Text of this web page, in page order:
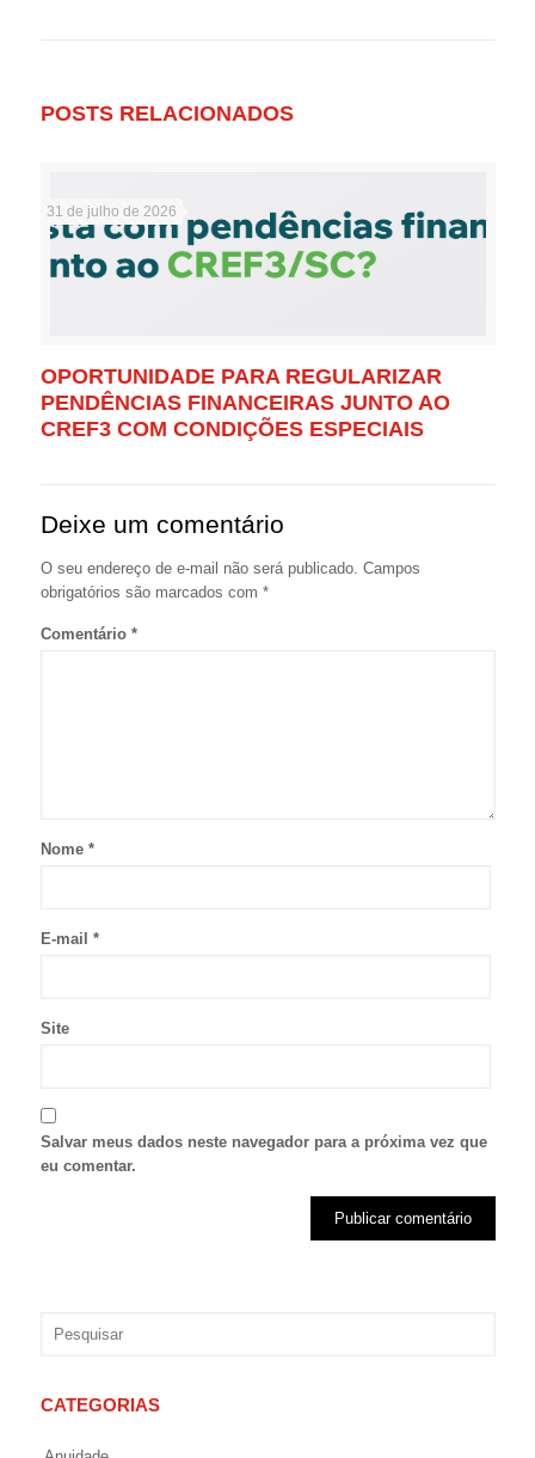
POSTS RELACIONADOS
31 de julho de 2026
OPORTUNIDADE PARA REGULARIZAR
PENDÊNCIAS FINANCEIRAS JUNTO AO
CREF3 COM CONDIÇÕES ESPECIAIS
Deixe um comentário
O seu endereço de e-mail não será publicado. Campos
obrigatórios são marcados com *
Comentário *
Nome *
E-mail *
Site
Salvar meus dados neste navegador para a próxima vez que
eu comentar.
CATEGORIAS